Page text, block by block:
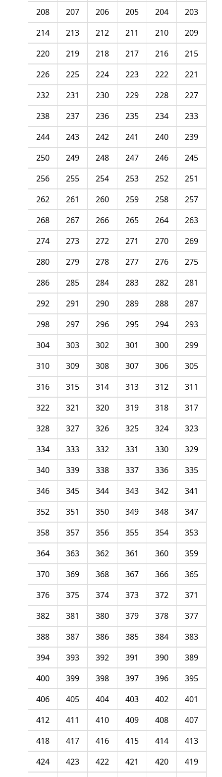
203
204
205
206
207
208
209
210
211
212
213
214
215
216
217
218
219
220
221
222
223
224
225
226
227
228
229
230
231
232
233
234
235
236
237
238
239
240
241
242
243
244
245
246
247
248
249
250
251
252
253
254
255
256
257
258
259
260
261
262
263
264
265
266
267
268
269
270
271
272
273
274
275
276
277
278
279
280
281
282
283
284
285
286
287
288
289
290
291
292
293
294
295
296
297
298
299
300
301
302
303
304
305
306
307
308
309
310
311
312
313
314
315
316
317
318
319
320
321
322
323
324
325
326
327
328
329
330
331
332
333
334
335
336
337
338
339
340
341
342
343
344
345
346
347
348
349
350
351
352
353
354
355
356
357
358
359
360
361
362
363
364
365
366
367
368
369
370
371
372
373
374
375
376
377
378
379
380
381
382
383
384
385
386
387
388
389
390
391
392
393
394
395
396
397
398
399
400
401
402
403
404
405
406
407
408
409
410
411
412
413
414
415
416
417
418
419
420
421
422
423
424